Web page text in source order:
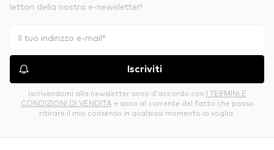
lettori della nostra e-newsletter!
Iscriviti
Iscrivendomi alla newsletter sono d’accordo con I TERMINI E
CONDIZIONI DI VENDITA e sono al corrente del fatto che posso
ritirare il mio consenso in qualsiasi momento io voglia.